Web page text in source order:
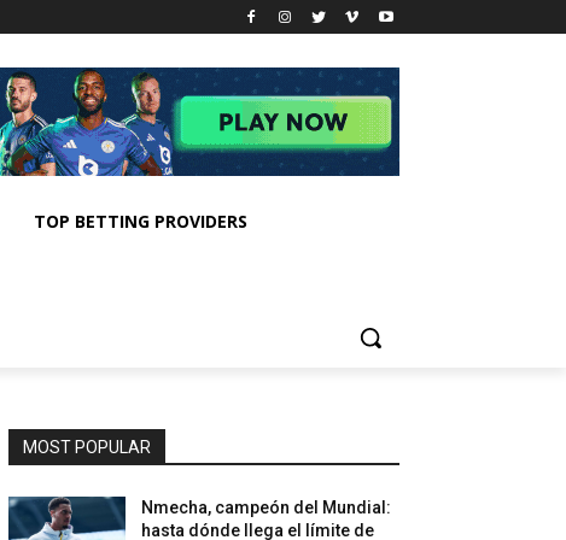
TOP BETTING PROVIDERS
MOST POPULAR
Nmecha, campeón del Mundial:
hasta dónde llega el límite de